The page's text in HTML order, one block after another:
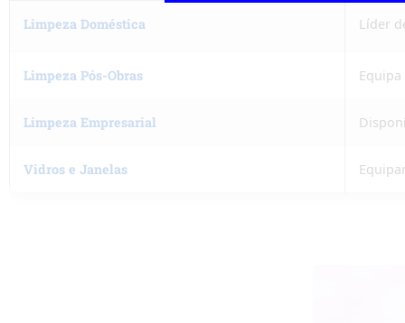
Limpeza Doméstica Líder
Limpeza Pós-Obras
Limpeza Empresarial
Vidros e Janelas